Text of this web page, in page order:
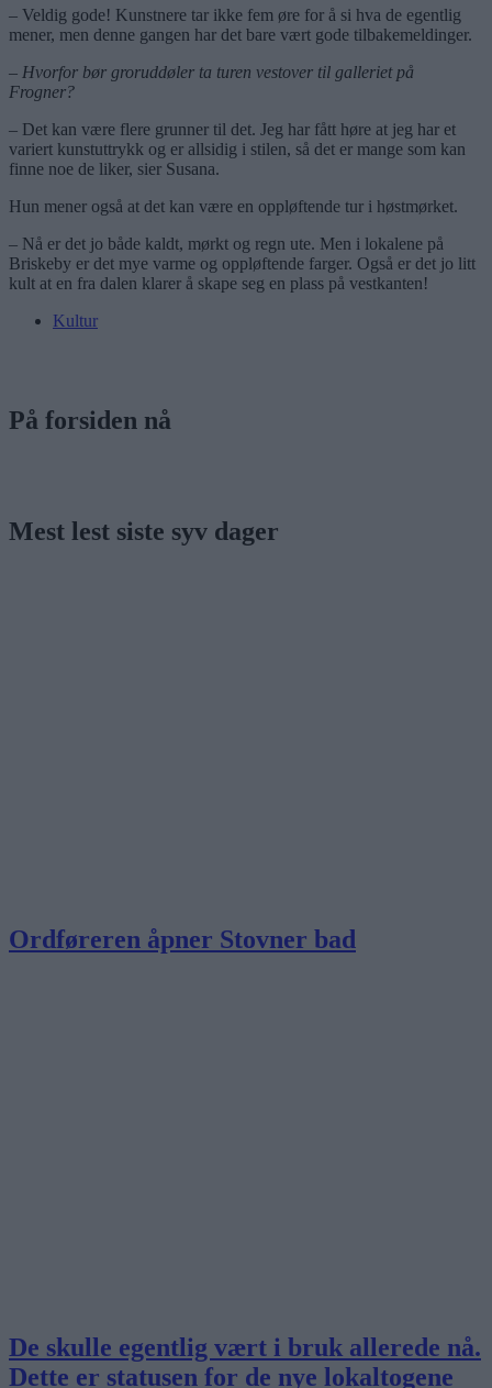
– Veldig gode! Kunstnere tar ikke fem øre for å si hva de egentlig
mener, men denne gangen har det bare vært gode tilbakemeldinger.
– Hvorfor bør groruddøler ta turen vestover til galleriet på
Frogner?
– Det kan være flere grunner til det. Jeg har fått høre at jeg har et
variert kunstuttrykk og er allsidig i stilen, så det er mange som kan
finne noe de liker, sier Susana.
Hun mener også at det kan være en oppløftende tur i høstmørket.
– Nå er det jo både kaldt, mørkt og regn ute. Men i lokalene på
Briskeby er det mye varme og oppløftende farger. Også er det jo litt
kult at en fra dalen klarer å skape seg en plass på vestkanten!
Kultur
På forsiden nå
Mest lest siste syv dager
Ordføreren åpner Stovner bad
De skulle egentlig vært i bruk allerede nå.
Dette er statusen for de nye lokaltogene